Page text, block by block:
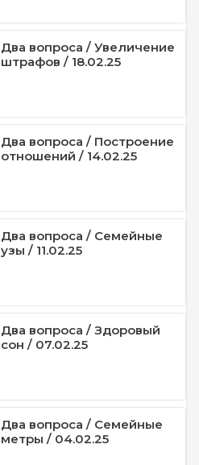
Два вопроса / Увеличение
штрафов / 18.02.25
Два вопроса / Построение
отношений / 14.02.25
Два вопроса / Семейные
узы / 11.02.25
Два вопроса / Здоровый
сон / 07.02.25
Два вопроса / Семейные
метры / 04.02.25